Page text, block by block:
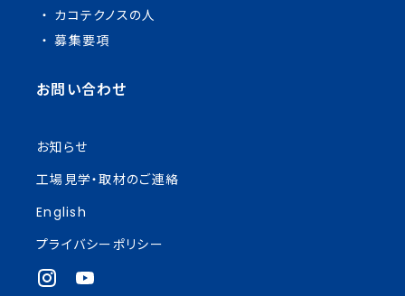
カコテクノスの人
募集要項
お問い合わせ
お知らせ
工場見学・取材のご連絡
English
プライバシーポリシー